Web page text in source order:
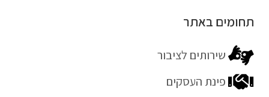
תחומים באתר
שירותים לציבור
פינת העסקים